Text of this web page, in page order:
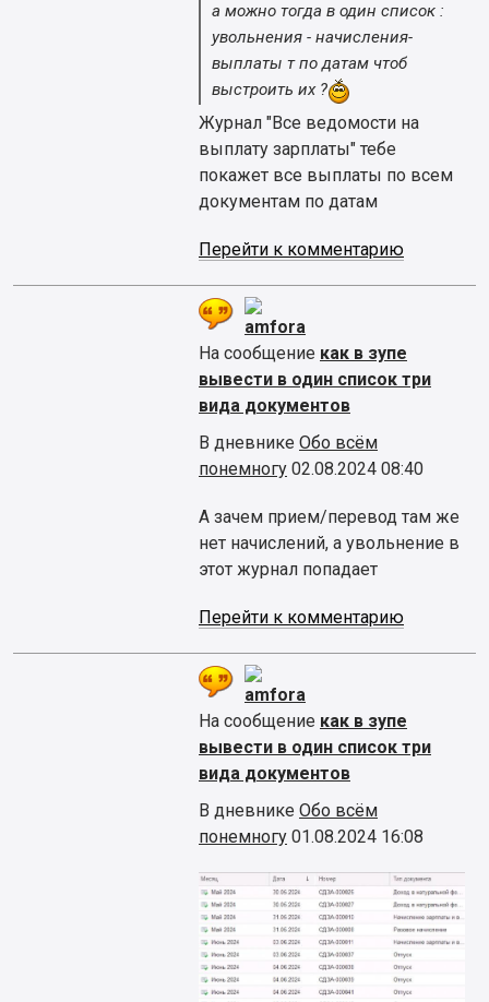
а можно тогда в один список :
увольнения - начисления-
выплаты т по датам чтоб
выстроить их ?
Журнал "Все ведомости на
выплату зарплаты" тебе
покажет все выплаты по всем
документам по датам
Перейти к комментарию
amfora
На сообщение как в зупе
вывести в один список три
вида документов
В дневнике Обо всём
понемногу 02.08.2024 08:40
А зачем прием/перевод там же
нет начислений, а увольнение в
этот журнал попадает
Перейти к комментарию
amfora
На сообщение как в зупе
вывести в один список три
вида документов
В дневнике Обо всём
понемногу 01.08.2024 16:08